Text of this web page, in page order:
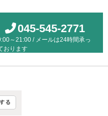
045-545-2771
～21:00 / メールは24時間承っ
おります